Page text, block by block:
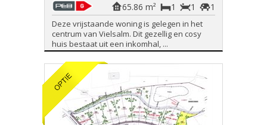
1
1
1
65.86 m²
Deze vrijstaande woning is gelegen in het
centrum van Vielsalm. Dit gezellig en cosy
huis bestaat uit een inkomhal, ...